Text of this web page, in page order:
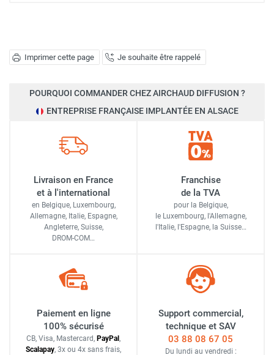
Imprimer cette page Je souhaite être rappelé
POURQUOI COMMANDER CHEZ AIRCHAUD DIFFUSION ?
ENTREPRISE FRANÇAISE IMPLANTÉE EN ALSACE
Livraison en France
et à l'international
en Belgique, Luxembourg,
Allemagne, Italie, Espagne,
Angleterre, Suisse,
DROM-COM…
Franchise
de la TVA
pour la Belgique,
le Luxembourg, l'Allemagne,
l'Italie, l'Espagne, la Suisse…
Paiement en ligne
100% sécurisé
CB, Visa, Mastercard, PayPal ,
Scalapay, 3x ou 4x sans frais,
Support commercial,
technique et SAV
03 88 08 67 05
Du lundi au vendredi :